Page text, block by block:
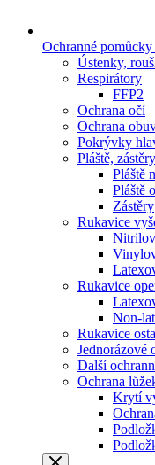
Ochranné
Ústenky,
Respirátory
FFP2
Ochrana očí
Ochrana
Pokrývky
Pláště, zástěry
Pláště
Pláště
Zástěry
Rukavice
Rukavice
Non-
Rukavice
Jednorázové
Další
Ochrana
Krytí